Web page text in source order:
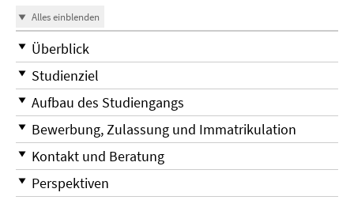
Alles einblenden
Überblick
Studienziel
Aufbau des Studiengangs
Bewerbung, Zulassung und Immatrikulation
Kontakt und Beratung
Perspektiven